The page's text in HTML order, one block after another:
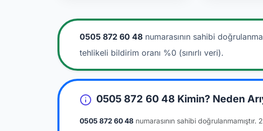
0505 872 60 48 numarasının sahibi
tehlikeli bildirim oranı %0 (sınırlı veri).
0505 872 60 48 Kimin? Neden
0505 872 60 48 numarasının sahibi doğrulanmamıştır.